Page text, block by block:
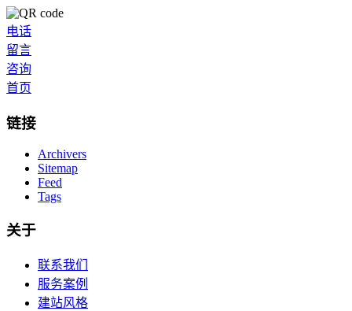
电话
留言
咨询
首页
链接
Archivers
Sitemap
Feed
Tags
关于
联系我们
服务案例
建站风格